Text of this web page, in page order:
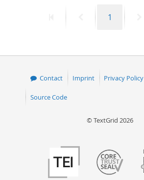
PreviousPage
1
Contact Imprint Privacy Policy
Source Code
© TextGrid 2026